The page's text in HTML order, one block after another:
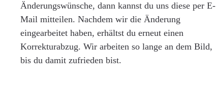
Änderungswünsche, dann kannst du uns diese per E-
Mail mitteilen. Nachdem wir die Änderung
eingearbeitet haben, erhältst du erneut einen
Korrekturabzug. Wir arbeiten so lange an dem Bild,
bis du damit zufrieden bist.